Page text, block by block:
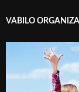
VABILO